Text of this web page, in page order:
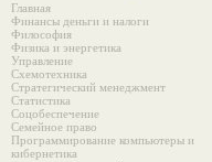
Главная
Финансы деньги и налоги
Философия
Физика и энергетика
Управление
Схемотехника
Стратегический менеджмент
Статистика
Соцобеспечение
Семейное право
Программирование компьютеры и
кибернетика